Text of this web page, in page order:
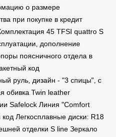
о размере
при покупке в кредит
45 TFSI quattro S
дополнение
поясничного отдела в
код
руль, дизайн - "3 спицы", с
обивка Twin leather
Safelock Линия "Comfort
Легкосплавные диски: R18
отделки S line Зеркало